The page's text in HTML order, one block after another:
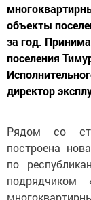
объекты
за год.
поселения
директор
Рядом со
построена
по
подрядчиком